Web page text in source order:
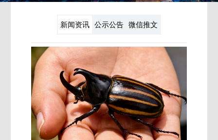
新闻资讯 公示公告 微信推文